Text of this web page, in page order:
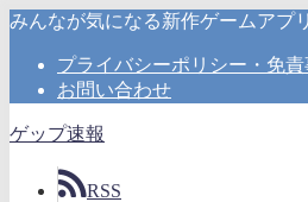
みんなが気になる新作ゲームアプ
プライバシーポリシー・免
お問い合わせ
ゲップ速報
RSS